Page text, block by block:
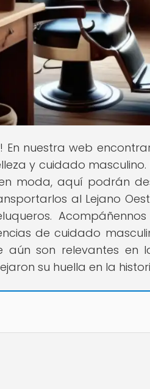
! En nuestra web
y cuidado
moda, aquí podrán
al Lejano
de cuidado
aún son relevantes en
su huella en la